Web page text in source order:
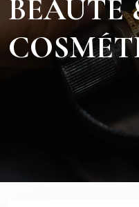
BEAUTÉ